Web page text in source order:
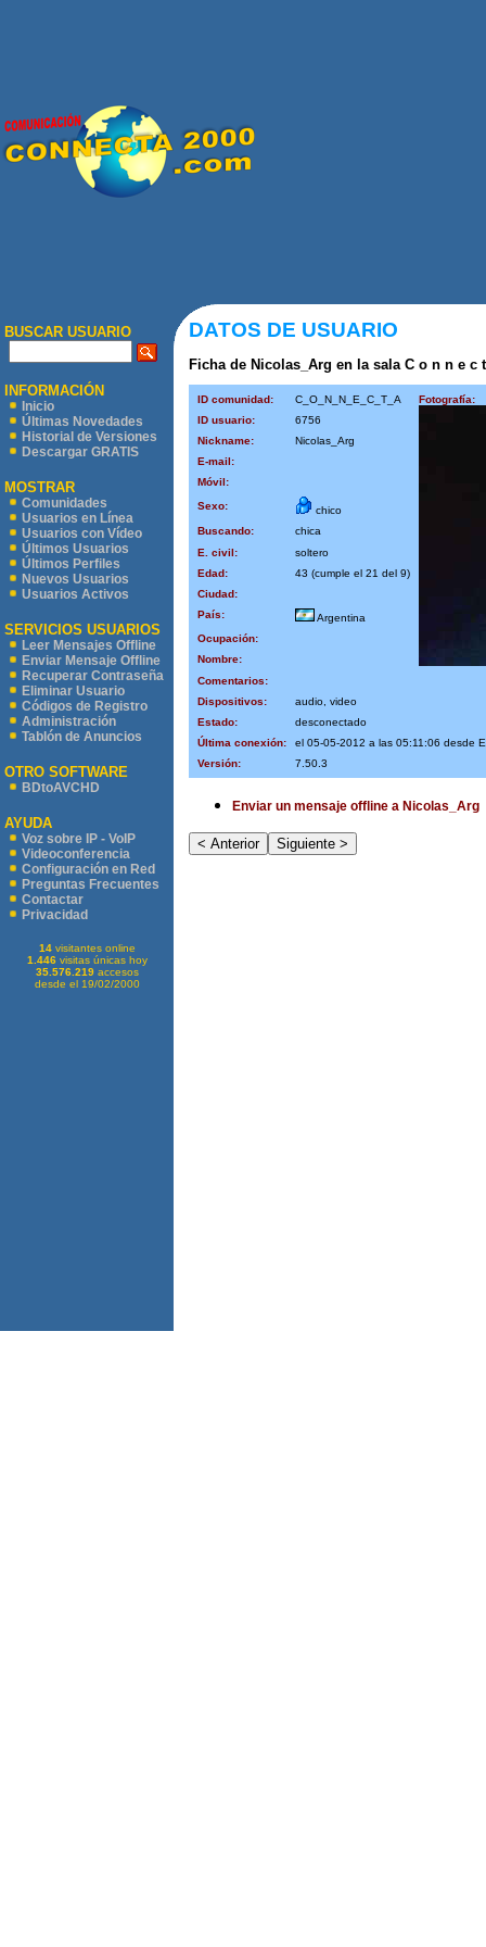
BUSCAR USUARIO
INFORMACIÓN
Inicio
Últimas Novedades
Historial de Versiones
Descargar GRATIS
MOSTRAR
Comunidades
Usuarios en Línea
Usuarios con Vídeo
Últimos Usuarios
Últimos Perfiles
Nuevos Usuarios
Usuarios Activos
SERVICIOS USUARIOS
Leer Mensajes Offline
Enviar Mensaje Offline
Recuperar Contraseña
Eliminar Usuario
Códigos de Registro
Administración
Tablón de Anuncios
OTRO SOFTWARE
BDtoAVCHD
AYUDA
Voz sobre IP - VoIP
Videoconferencia
Configuración en Red
Preguntas Frecuentes
Contactar
Privacidad
14visitantes online
1.446visitas únicas hoy
35.576.219accesos
desde el 19/02/2000
DATOS DE USUARIO
Ficha de Nicolas_Arg en la sala C o n n e c
ID comunidad: C_O_N_N_E_C_T_A
Fotografía:
ID usuario:
6756
Nickname:
Nicolas_Arg
E-mail:
Móvil:
Sexo:
chico
Buscando:
chica
E. civil:
soltero
Edad:
43 (cumple el 21 del 9)
Ciudad:
País:
Argentina
Ocupación:
Nombre:
Comentarios:
Dispositivos:
audio, video
Estado:
desconectado
Última conexión:
el 05-05-2012 a las 05:11:06 desde
Versión:
7.50.3
Enviar un mensaje offline a Nicolas_Arg